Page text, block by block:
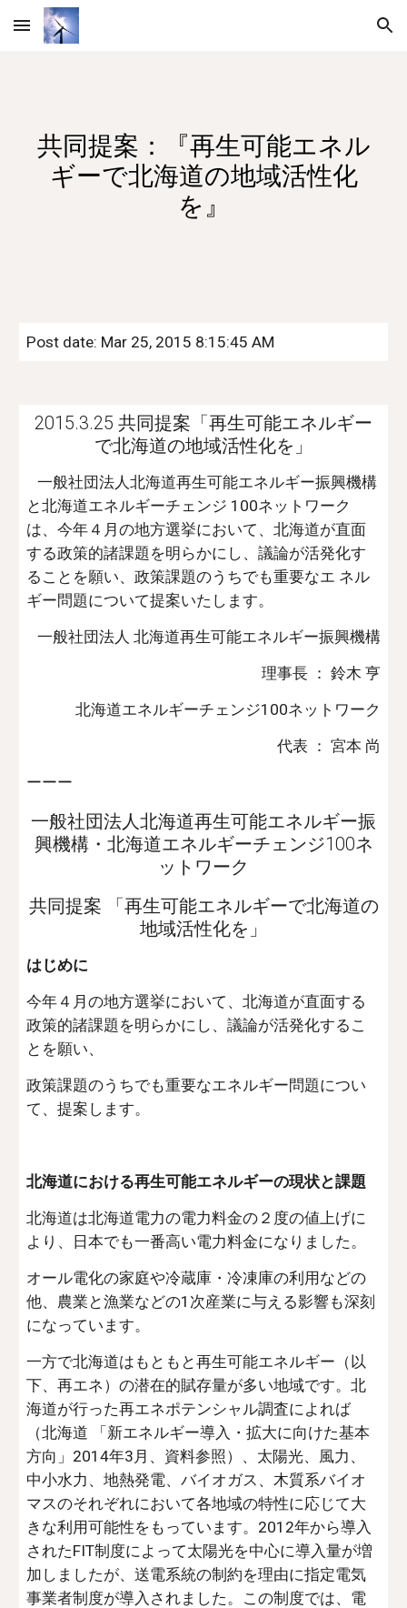
Skip to main content Skip to navigation
共同提案：『再生可能エネル
ギーで北海道の地域活性化
を』
Post date: Mar 25, 2015 8:15:45 AM
2015.3.25 共同提案「再生可能エネルギー
で北海道の地域活性化を」
   一般社団法人北海道再生可能エネルギー振興機構
と北海道エネルギーチェンジ 100ネットワーク
は、今年４月の地方選挙において、北海道が直面
する政策的諸課題を明らかにし、議論が活発化す
ることを願い、政策課題のうちでも重要なエ ネル
ギー問題について提案いたします。
一般社団法人 北海道再生可能エネルギー振興機構
理事長 ： 鈴木 亨
北海道エネルギーチェンジ100ネットワーク
代表 ： 宮本 尚
ーーー
一般社団法人北海道再生可能エネルギー振
興機構・北海道エネルギーチェンジ100ネ
ットワーク
共同提案 「再生可能エネルギーで北海道の
地域活性化を」
はじめに
今年４月の地方選挙において、北海道が直面する
政策的諸課題を明らかにし、議論が活発化するこ
とを願い、
政策課題のうちでも重要なエネルギー問題につい
て、提案します。
北海道における再生可能エネルギーの現状と課題
北海道は北海道電力の電力料金の２度の値上げに
より、日本でも一番高い電力料金になりました。
オール電化の家庭や冷蔵庫・冷凍庫の利用などの
他、農業と漁業などの1次産業に与える影響も深刻
になっています。
一方で北海道はもともと再生可能エネルギー（以
下、再エネ）の潜在的賦存量が多い地域です。北
海道が行った再エネポテンシャル調査によれば
（北海道 「新エネルギー導入・拡大に向けた基本
方向」2014年3月、資料参照）、太陽光、風力、
中小水力、地熱発電、バイオガス、木質系バイオ
マスのそれぞれにおいて各地域の特性に応じて大
きな利用可能性をもっています。2012年から導入
されたFIT制度によって太陽光を中心に導入量が増
加しましたが、送電系統の制約を理由に指定電気
事業者制度が導入されました。この制度では、電